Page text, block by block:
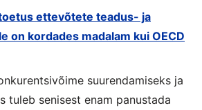
ettevõtete teadus- ja
on kordades madalam kui OECD
suurendamiseks ja
tuleb senisest enam panustada